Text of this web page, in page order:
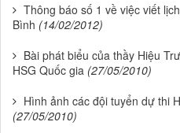
Thông báo số 1 về việc viết
Bình (14/02/2012)
Bài phát biểu của thầy Hiệu
HSG Quốc gia (27/05/2010)
Hình ảnh các đội tuyển dự thi
(27/05/2010)